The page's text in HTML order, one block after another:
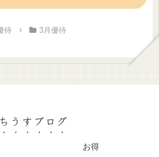
待 3月優待
うすブログ
お得